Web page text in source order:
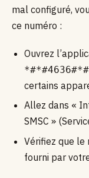
mal configuré,
ce numéro :
Ouvrez
certains
Allez dans «
SMSC »
Vérifiez que le
fourni par